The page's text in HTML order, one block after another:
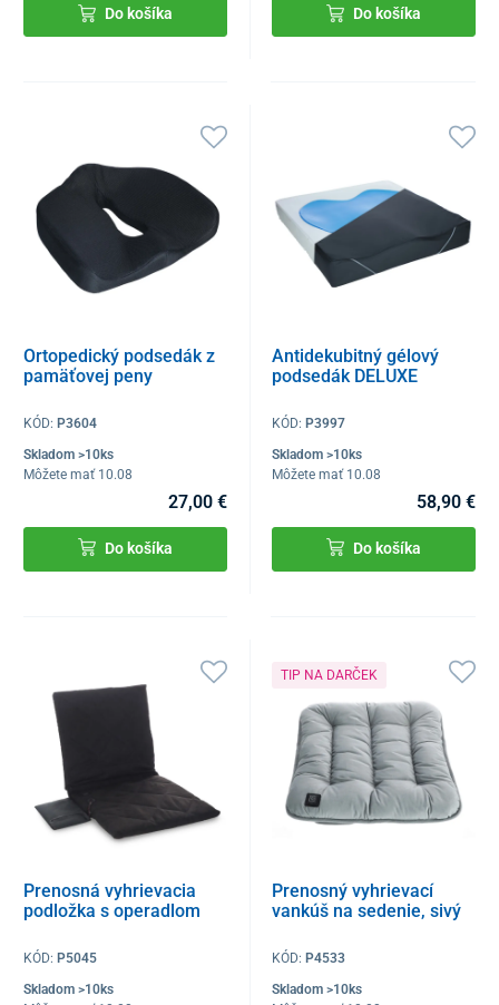
Do košíka Do košíka
Ortopedický podsedák z
pamäťovej peny
KÓD: P3604
Skladom >10ks
Môžete mať 10.08
27,00 €
Do košíka
Antidekubitný gélový
podsedák DELUXE
KÓD:P3997
Skladom >10ks
Môžete mať 10.08
58,90 €
Do košíka
Prenosná vyhrievacia
podložka s operadlom
KÓD: P5045
Skladom >10ks
TIP NA DARČEK
Prenosný vyhrievací
vankúš na sedenie, sivý
KÓD:P4533
Skladom >10ks